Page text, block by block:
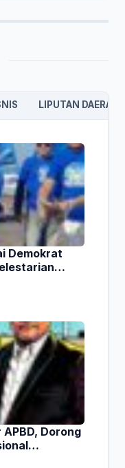
LIPUTAN DAERAH
Demokrat
Dorong